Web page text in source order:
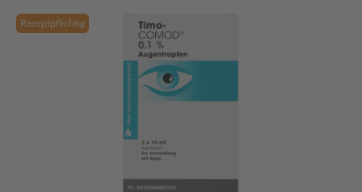
Rezeptpflichtig